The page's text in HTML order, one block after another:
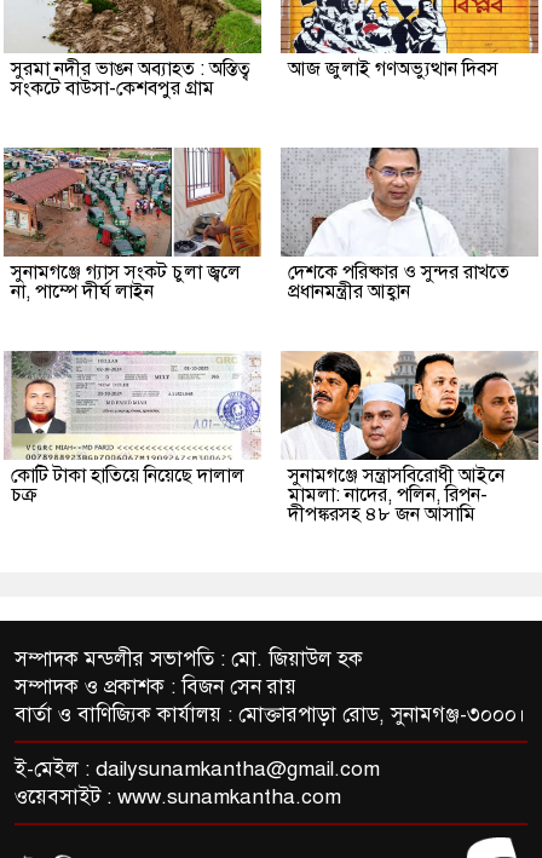
সুরমা নদীর ভাঙন অব্যাহত : অস্তিত্ব
সংকটে বাউসা-কেশবপুর গ্রাম
আজ জুলাই গণঅভ্যুত্থান দিবস
সুনামগঞ্জে গ্যাস সংকট চুলা জ্বলে
না, পাম্পে দীর্ঘ লাইন
দেশকে পরিষ্কার ও সুন্দর রাখতে
প্রধানমন্ত্রীর আহ্বান
কোটি টাকা হাতিয়ে নিয়েছে দালাল
চক্র
‎সুনামগঞ্জে সন্ত্রাসবিরোধী আইনে
মামলা: নাদের, পলিন, রিপন-
দীপঙ্করসহ ৪৮ জন আসামি
সম্পাদক মন্ডলীর সভাপতি : মো. জিয়াউল হক
সম্পাদক ও প্রকাশক : বিজন সেন রায়
বার্তা ও বাণিজ্যিক কার্যালয় : মোক্তারপাড়া রোড, সুনামগঞ্জ-৩০০০।
ই-মেইল : dailysunamkantha@gmail.com
ওয়েবসাইট : www.sunamkantha.com